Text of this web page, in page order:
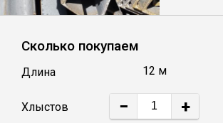
Швеллер
Квадрат
Труба профильная
Сколько покупаем
Длина 12 м
Хлыстов − +